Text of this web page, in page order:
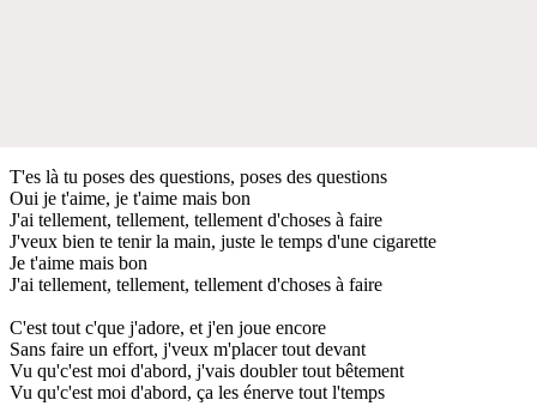
T'es là tu poses des questions, poses des questions
Oui je t'aime, je t'aime mais bon
J'ai tellement, tellement, tellement d'choses à faire
J'veux bien te tenir la main, juste le temps d'une cigarette
Je t'aime mais bon
J'ai tellement, tellement, tellement d'choses à faire
C'est tout c'que j'adore, et j'en joue encore
Sans faire un effort, j'veux m'placer tout devant
Vu qu'c'est moi d'abord, j'vais doubler tout bêtement
Vu qu'c'est moi d'abord, ça les énerve tout l'temps